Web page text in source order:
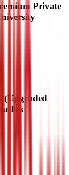
Private
(Upgraded